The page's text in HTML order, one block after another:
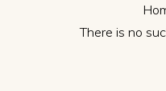
There is no